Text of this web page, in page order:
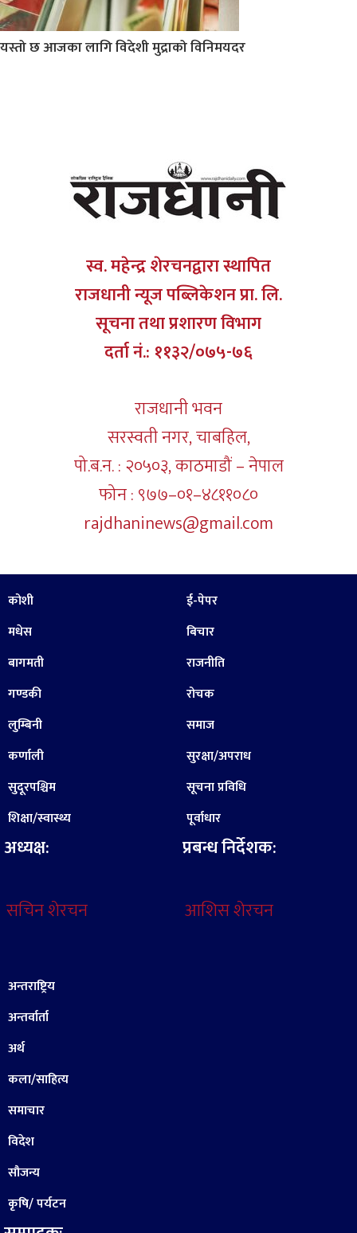
यस्तो छ आजका लागि विदेशी मुद्राको विनिमयदर
स्व. महेन्द्र शेरचनद्वारा स्थापित
राजधानी न्यूज पब्लिकेशन प्रा. लि.
सूचना तथा प्रशारण विभाग
दर्ता नं.: ११३२/०७५-७६
राजधानी भवन
सरस्वती नगर, चाबहिल,
पो.ब.न. : २०५०३, काठमाडौं – नेपाल
फोन : ९७७–०१–४८११०८०
rajdhaninews@gmail.com
कोशी
मधेस
बागमती
गण्डकी
लुम्बिनी
कर्णाली
सुदूरपश्चिम
शिक्षा/स्वास्थ्य
अध्यक्ष:
सचिन शेरचन
ई-पेपर
बिचार
राजनीति
रोचक
समाज
सुरक्षा/अपराध
सूचना प्रविधि
पूर्वाधार
प्रबन्ध निर्देशक:
आशिस शेरचन
अन्तराष्ट्रिय
अन्तर्वार्ता
अर्थ
कला/साहित्य
समाचार
विदेश
सौजन्य
कृषि/ पर्यटन